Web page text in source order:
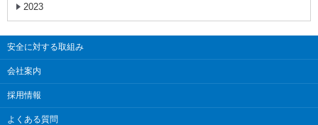
2023
安全に対する取組み
会社案内
採用情報
よくある質問